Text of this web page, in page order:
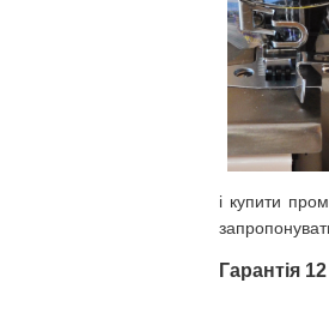
і купити
Гарантія